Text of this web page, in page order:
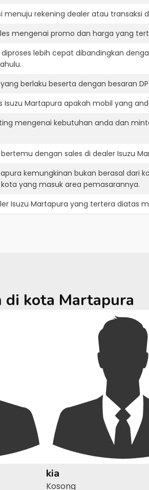
menuju rekening dealer atau
mengenai promo dan harga yang
lebih cepat dibandingkan
berlaku beserta dengan besaran
Isuzu Martapura apakah mobil yang
mengenai kebutuhan anda dan
dengan sales di dealer Isuzu
kemungkinan bukan berasal
yang masuk area pemasarannya.
Isuzu Martapura yang tertera diatas
di kota Martapura
kia
Kosong